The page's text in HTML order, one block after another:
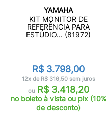
YAMAHA
KIT MONITOR DE
REFERÊNCIA PARA
ESTÚDIO... (81972)
R$ 3.798,00
12x de R$ 316,50 sem juros
ouR$ 3.418,20
no boleto à vista ou pix (10%
de desconto)